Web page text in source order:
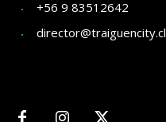
+56 9 83512642
director@traiguencity.cl